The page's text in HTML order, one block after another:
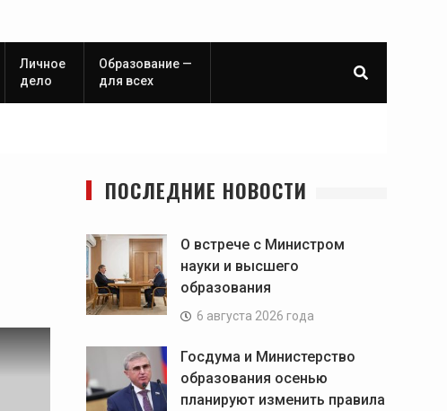
Личное
дело
Образование —
для всех
ПОСЛЕДНИЕ НОВОСТИ
О встрече с Министром
науки и высшего
образования
6 августа 2026 года
Госдума и Министерство
образования осенью
планируют изменить правила